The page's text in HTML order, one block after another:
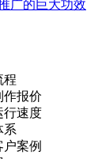
广的巨大功效
程
作报价
行速度
系
户案例